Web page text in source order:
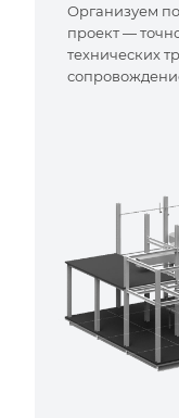
Организуем
проект —
технических